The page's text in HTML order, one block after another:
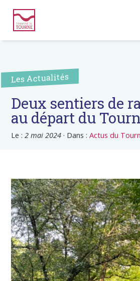
Les Actualités
Deux sentiers de
au départ du
Le :2 mai 2024 · Dans :Actus du